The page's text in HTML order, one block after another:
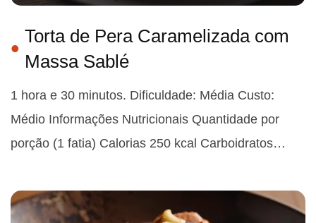
Torta de Pera Caramelizada com
Massa Sablé
1 hora e 30 minutos. Dificuldade: Média Custo:
Médio Informações Nutricionais Quantidade por
porção (1 fatia) Calorias 250 kcal Carboidratos…